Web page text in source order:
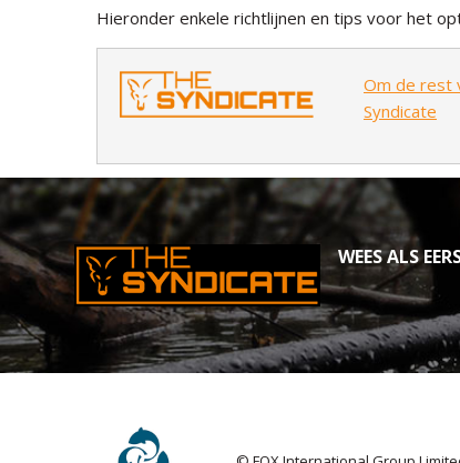
Hieronder enkele richtlijnen en tips voor het
Om de rest
Syndicate
WEES ALS